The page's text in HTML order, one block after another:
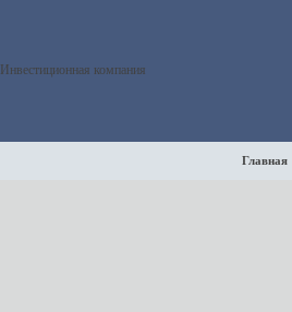
Инвестиционная компания
Главная